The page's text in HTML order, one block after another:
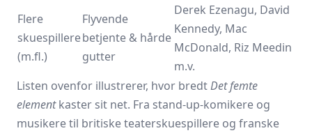
Flere
skuespillere
(m.fl.)
Flyvende
betjente & hårde
gutter
Derek Ezenagu, David
Kennedy, Mac
McDonald, Riz Meedin
m.v.
Listen ovenfor illustrerer, hvor bredtDet femte
elementkaster sit net. Fra stand-up-komikere og
musikere til britiske teaterskuespillere og franske